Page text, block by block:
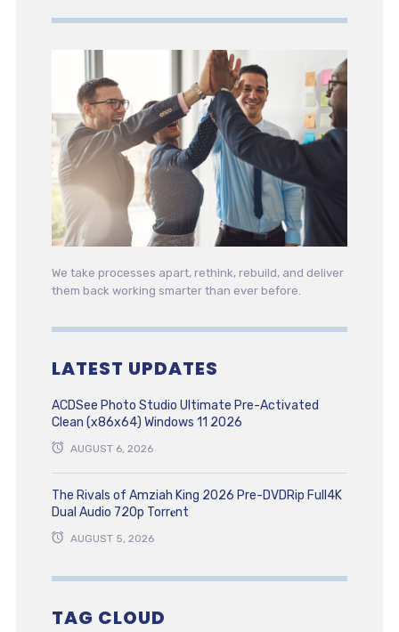
We take processes apart, rethink, rebuild, and deliver
them back working smarter than ever before.
LATEST UPDATES
ACDSee Photo Studio Ultimate Pre-Activated
Clean (x86x64) Windows 11 2026
AUGUST 6, 2026
The Rivals of Amziah King 2026 Pre-DVDRip Full4K
Dual Audio 720p Torr𝐞nt
AUGUST 5, 2026
TAG CLOUD